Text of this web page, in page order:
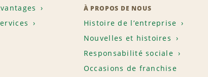
À PROPOS DE NOUS
Histoire de l’entreprise
Nouvelles et histoires
Responsabilité sociale
Occasions de franchise